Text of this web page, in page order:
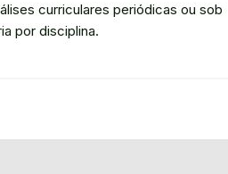
curriculares periódicas ou sob
por disciplina.